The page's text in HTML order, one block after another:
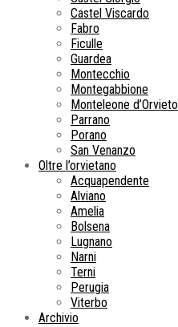
Castel Viscardo
Fabro
Ficulle
Guardea
Montecchio
Montegabbione
Monteleone d’Orvieto
Parrano
Porano
San Venanzo
Oltre l’orvietano
Acquapendente
Alviano
Amelia
Bolsena
Lugnano
Narni
Terni
Perugia
Viterbo
Archivio